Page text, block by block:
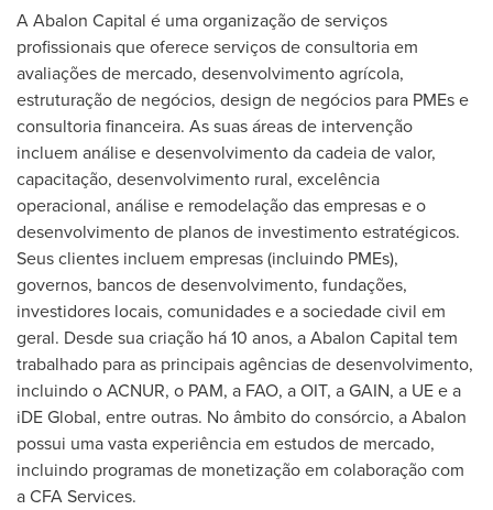
A Abalon Capital é uma organização de serviços
profissionais que oferece serviços de consultoria em
avaliações de mercado, desenvolvimento agrícola,
estruturação de negócios, design de negócios para PMEs e
consultoria financeira. As suas áreas de intervenção
incluem análise e desenvolvimento da cadeia de valor,
capacitação, desenvolvimento rural, excelência
operacional, análise e remodelação das empresas e o
desenvolvimento de planos de investimento estratégicos.
Seus clientes incluem empresas (incluindo PMEs),
governos, bancos de desenvolvimento, fundações,
investidores locais, comunidades e a sociedade civil em
geral. Desde sua criação há 10 anos, a Abalon Capital tem
trabalhado para as principais agências de desenvolvimento,
incluindo o ACNUR, o PAM, a FAO, a OIT, a GAIN, a UE e a
iDE Global, entre outras. No âmbito do consórcio, a Abalon
possui uma vasta experiência em estudos de mercado,
incluindo programas de monetização em colaboração com
a CFA Services.